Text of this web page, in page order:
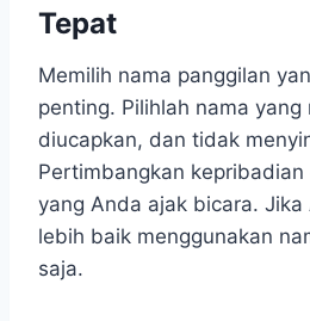
Tepat
Memilih nama panggilan
penting. Pilihlah nama
diucapkan, dan tidak
Pertimbangkan
yang Anda ajak bicara.
lebih baik menggunakan
saja.